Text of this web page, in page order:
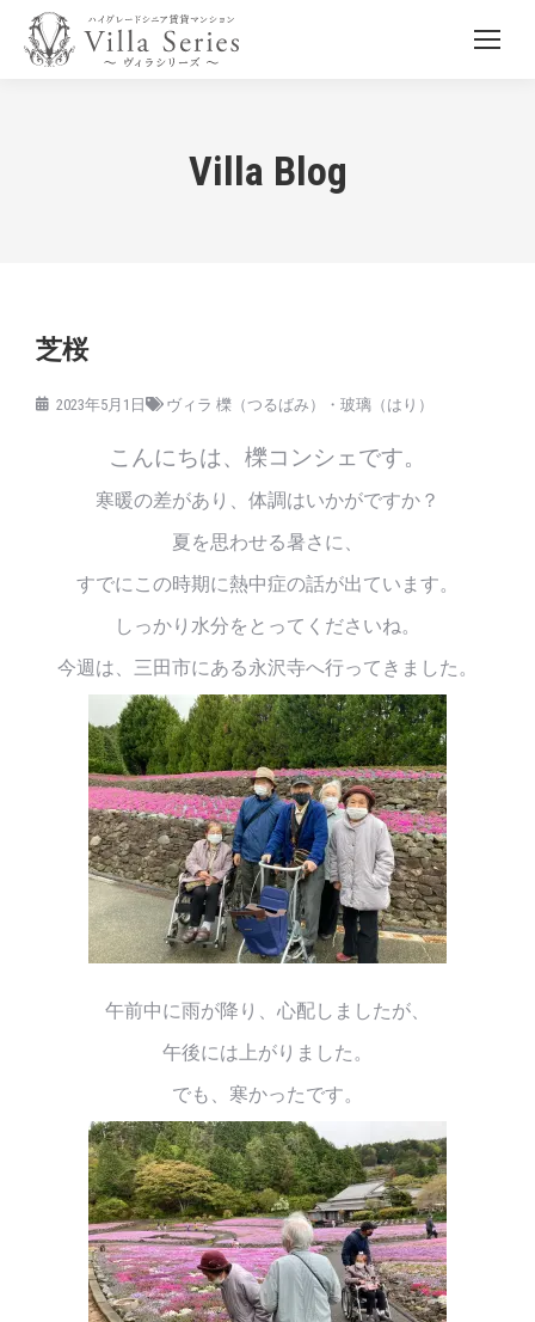
Villa Blog
芝桜
2023年5月1日 ヴィラ 櫟（つるばみ）・玻璃（はり）
こんにちは、櫟コンシェです。
寒暖の差があり、体調はいかがですか？
夏を思わせる暑さに、
すでにこの時期に熱中症の話が出ています。
しっかり水分をとってくださいね。
今週は、三田市にある永沢寺へ行ってきました。
午前中に雨が降り、心配しましたが、
午後には上がりました。
でも、寒かったです。